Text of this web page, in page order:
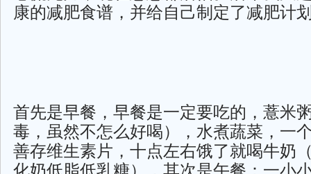
康的减肥食谱，并给自己制定了减肥计
首先是早餐，早餐是一定要吃的，薏米
毒，虽然不怎么好喝），水煮蔬菜，一
善存维生素片，十点左右饿了就喝牛奶